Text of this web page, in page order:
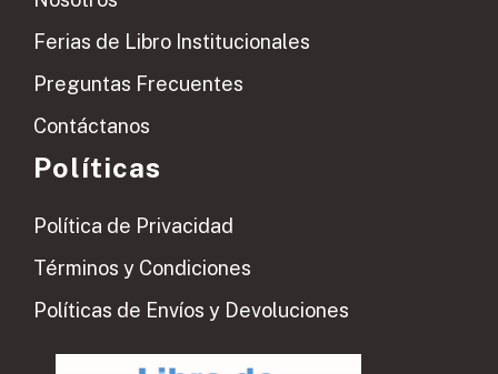
Ferias de Libro Institucionales
Preguntas Frecuentes
Contáctanos
Políticas
Política de Privacidad
Términos y Condiciones
Políticas de Envíos y Devoluciones